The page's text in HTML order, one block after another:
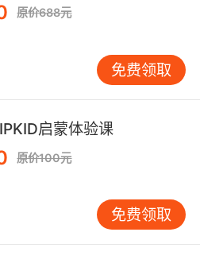
为学龄前的儿童创作的，
且涉及到的英语知识也是
的过程中可以让孩子在欢
并且也能锻炼他们的逻辑
部寓教于乐并且是适合孩
文动画。在米奇妙妙屋中
老鼠，它有一个神奇的妙
难的时候就会给它们提供
剧情更能吸引孩子们的观
原价688元
免费领取
启蒙体验课
原价100元
免费领取